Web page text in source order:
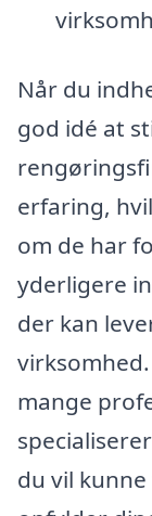
Når du
god idé at
erfaring,
om de har
yderligere
der kan
mange
du vil